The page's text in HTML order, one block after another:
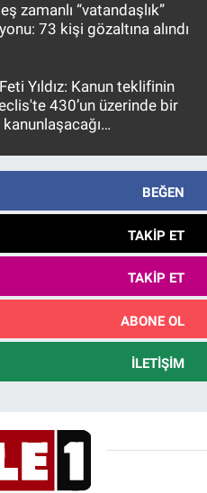
zamanlı “vatandaşlık”
73 kişi gözaltına alındı
Yıldız: Kanun teklifinin
430’un üzerinde bir
BEĞEN
TAKIP ET
TAKIP ET
ABONE OL
İLETIŞIM